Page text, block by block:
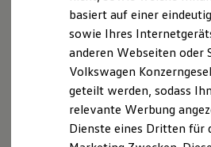
Technologie
Kosten und Kauf
Verbrauchskosten
Kaufoptionen
E-Auto-Förderung
Software und
Die ID. Software 6
ID. Software
Digitale Extras
Schnittstellen zu
Servicetermin buchen
Serviceanfrage stellen
basiert auf einer
sowie Ihres
anderen Webseiten oder
Volkswagen
geteilt werden, sodass
relevante Werbung
Dienste eines Dritten für